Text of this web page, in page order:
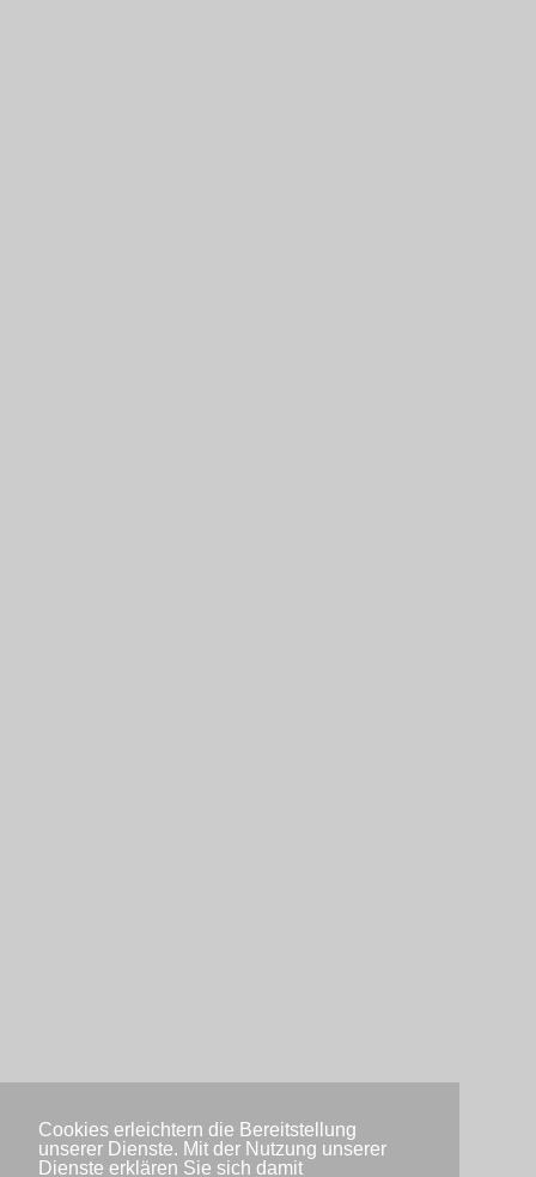
Cookies erleichtern die Bereitstellung
unserer Dienste. Mit der Nutzung unserer
Dienste erklären Sie sich damit